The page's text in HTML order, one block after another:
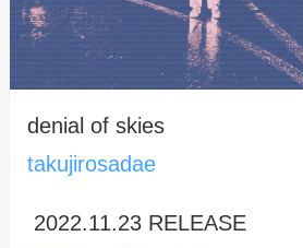
denial of skies
takujirosadae
2022.11.23 RELEASE